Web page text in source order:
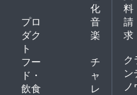
化
プロ
ダク
ト
音
楽
フー
ド・
飲食
チ
ャ
レ
料
請
求
ク